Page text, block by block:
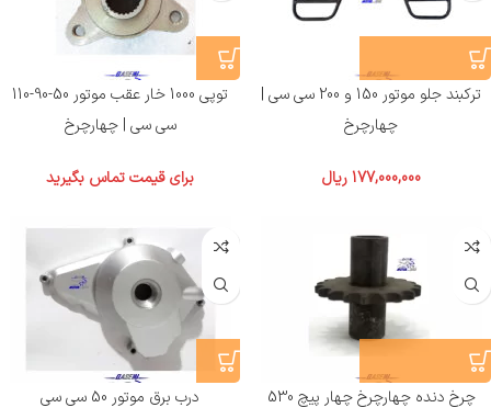
ترکبند جلو موتور 150 و 200 سی سی |
چهارچرخ
177,000,000 ریال
توپی 1000 خار عقب موتور 50-90-110
سی سی | چهارچرخ
برای قیمت تماس بگیرید
چرخ دنده چهارچرخ چهار پیچ 530 درب برق موتور 50 سی سی